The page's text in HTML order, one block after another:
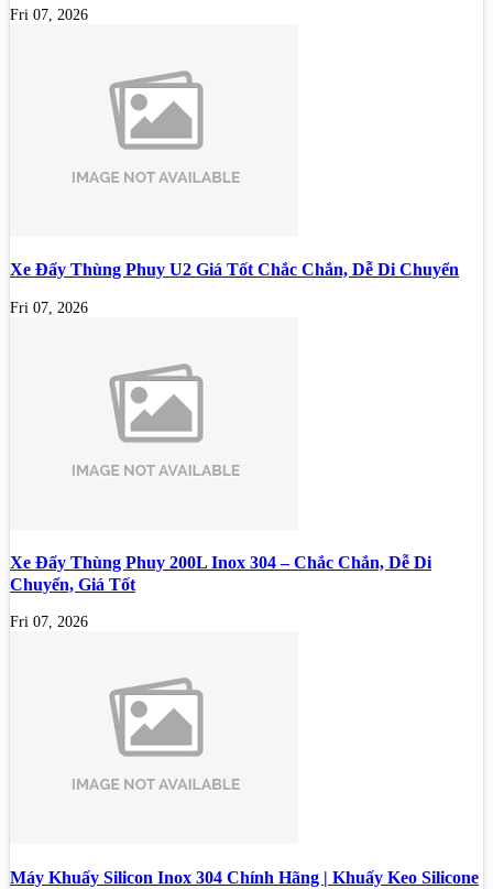
Fri 07, 2026
Xe Đẩy Thùng Phuy U2 Giá Tốt Chắc Chắn, Dễ Di Chuyển
Fri 07, 2026
Xe Đẩy Thùng Phuy 200L Inox 304 – Chắc Chắn, Dễ Di
Chuyển, Giá Tốt
Fri 07, 2026
Máy Khuấy Silicon Inox 304 Chính Hãng | Khuấy Keo Silicone